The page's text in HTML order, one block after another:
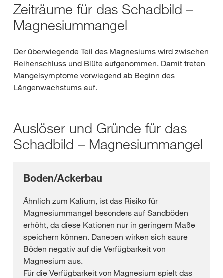
Zeiträume für das Schadbild –
Magnesiummangel
Der überwiegende Teil des Magnesiums wird zwischen
Reihenschluss und Blüte aufgenommen. Damit treten
Mangelsymptome vorwiegend ab Beginn des
Längenwachstums auf.
Auslöser und Gründe für das
Schadbild – Magnesiummangel
Boden/Ackerbau
Ähnlich zum Kalium, ist das Risiko für
Magnesiummangel besonders auf Sandböden
erhöht, da diese Kationen nur in geringem Maße
speichern können. Daneben wirken sich saure
Böden negativ auf die Verfügbarkeit von
Magnesium aus.
Für die Verfügbarkeit von Magnesium spielt das